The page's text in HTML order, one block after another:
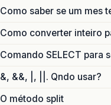
Como saber se um mes
Como converter inteiro
Comando SELECT para
&, &&, |, ||. Qndo usar?
O método split